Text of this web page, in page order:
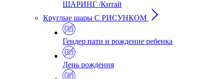
ШАРИНГ /Китай
Круглые шары С РИСУНКОМ
Гендер пати и рождение ребенка
День рождения